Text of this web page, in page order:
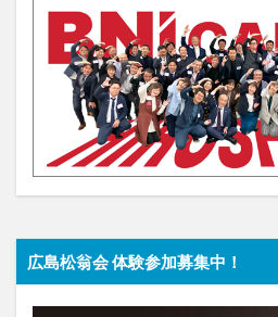
広島松翁会 体験参加募集中！